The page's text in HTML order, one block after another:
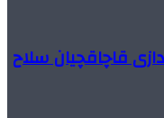
قاچاقچیان سلاح